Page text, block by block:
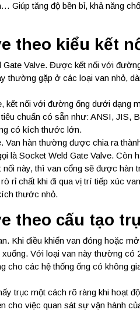
Giúp tăng độ bền bỉ, khả năng
theo kiểu kết
Gate Valve. Được kết nối với
thường gặp ở các loại van nhỏ,
kết nối với đường ống dưới dạng
chuẩn có sẵn như: ANSI, JIS,
có kích thước lớn.
Van hàn thường được chia ra
là Socket Weld Gate Valve. Còn
này, thì van cổng sẽ được hàn
rỉ chất khi đi qua vị trí tiếp xúc
thước nhỏ.
theo cấu tạo
Khi điều khiển van đóng hoặc
Với loại van này thường có
các hệ thống ống có không
trục một cách rõ ràng khi hoạt
cho việc quan sát sự vận hành